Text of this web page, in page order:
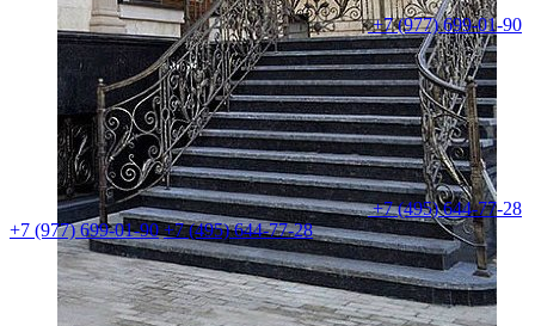
+7 (977) 699-01-90
+7 (495) 644-77-28
+7 (977) 699-01-90 +7 (495) 644-77-28